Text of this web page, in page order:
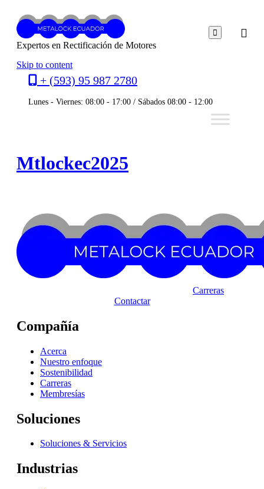
Expertos en Rectificación de Motores

Skip to content
+ (593) 95 987 2780
Lunes - Viernes: 08:00 - 17:00 / Sábados 08:00 - 12:00
Mtlockec2025
Carreras
Contactar
Compañía
Acerca
Nuestro enfoque
Sostenibilidad
Carreras
Membresías
Soluciones
Soluciones & Servicios
Industrias